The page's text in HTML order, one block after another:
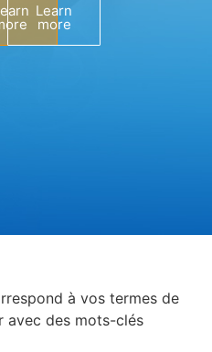
Learn
more
à vos termes de
avec des mots-clés